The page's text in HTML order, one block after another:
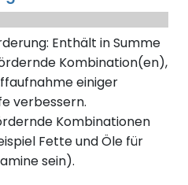
Enthält in Summe
Kombination(en),
einiger
verbessern.
Kombinationen
Fette und Öle für
sein).